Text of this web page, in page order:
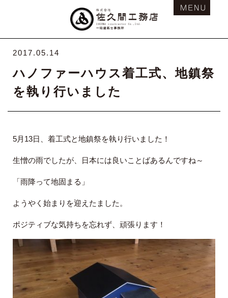
2017.05.14
ハノファーハウス着工式、地鎮祭
を執り行いました
5月13日、着工式と地鎮祭を執り行いました！
生憎の雨でしたが、日本には良いことばあるんですね～
「雨降って地固まる」
ようやく始まりを迎えたました。
ポジティブな気持ちを忘れず、頑張ります！